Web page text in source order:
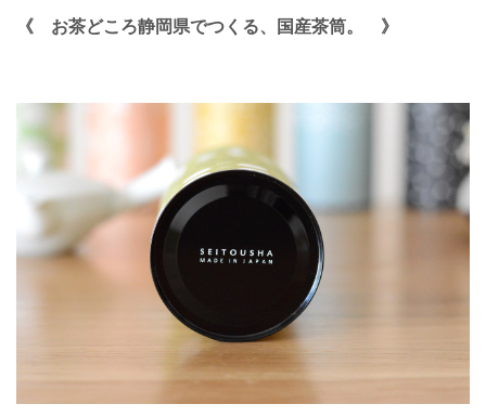
《 お茶どころ静岡県でつくる、国産茶筒。 》